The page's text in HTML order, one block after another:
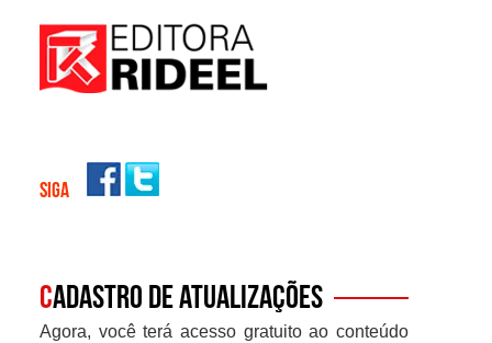
SIGA
Cadastro de atualizações
Agora, você terá acesso gratuito ao conteúdo